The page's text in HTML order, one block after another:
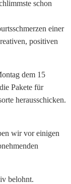
schon
einer
positiven
dem 15
Pakete für
herausschicken.
wir vor einigen
belohnt.